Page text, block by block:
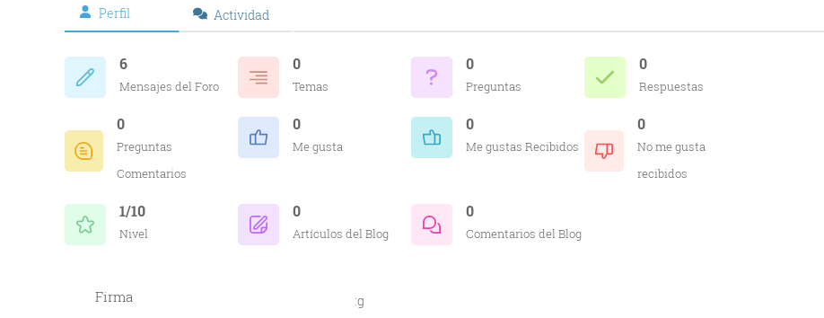
Perfil Actividad
6
Mensajes del Foro
0
Temas
0
Preguntas
0
Respuestas
0
Preguntas
Comentarios
0
Me gusta
0
Me gustas Recibidos
0
No me gusta
recibidos
1/10
Nivel
0
Artículos del Blog
0
Comentarios del Blog
Firma :g